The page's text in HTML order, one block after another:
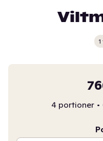
4 portioner •